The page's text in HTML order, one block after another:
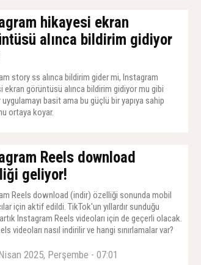
hikayesi ekran
alınca bildirim gidiyor
story ss alınca bildirim gider mi, Instagram
ekran görüntüsü alınca bildirim gidiyor mu gibi
basit ama bu güçlü bir yapıya sahip
ortaya koyar.
Reels download
geliyor!
Reels download (indir) özelliği sonunda mobil
için aktif edildi. TikTok'un yıllardır sunduğu
Instagram Reels videoları için de geçerli olacak.
videoları nasıl indirilir ve hangi sınırlamalar var?
2025, Perşembe - 07:01